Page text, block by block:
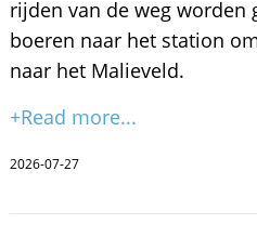
rijden van de weg worden
boeren naar het station
naar het Malieveld.
+Read more...
2026-07-27